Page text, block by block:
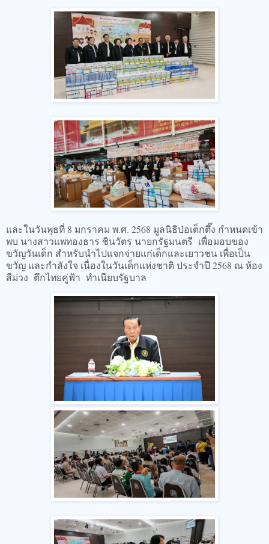
และในวันพุธที่ 8 มกราคม พ.ศ. 2568 มูลนิธิป่อเต็กตึ๊ง กำหนดเข้า
พบ นางสาวแพทองธาร ชินวัตร นายกรัฐมนตรี เพื่อมอบของ
ขวัญวันเด็ก สำหรับนำไปแจกจ่ายแก่เด็กและเยาวชน เพื่อเป็น
ขวัญ และกำลังใจ เนื่องในวันเด็กแห่งชาติ ประจำปี 2568 ณ ห้อง
สีม่วง ตึกไทยคู่ฟ้า ทำเนียบรัฐบาล